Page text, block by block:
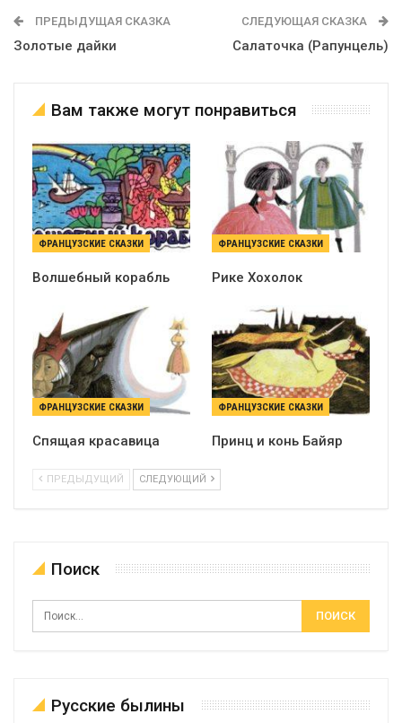
ПРЕДЫДУЩАЯ СКАЗКА
Золотые дайки
СЛЕДУЮЩАЯ СКАЗКА
Салаточка (Рапунцель)
Вам также могут понравиться
ФРАНЦУЗСКИЕ СКАЗКИ
Волшебный корабль
ФРАНЦУЗСКИЕ СКАЗКИ
Рике Хохолок
ФРАНЦУЗСКИЕ СКАЗКИ
Спящая красавица
ФРАНЦУЗСКИЕ СКАЗКИ
Принц и конь Байяр
ПРЕДЫДУЩИЙ СЛЕДУЮЩИЙ
Поиск
Русские былины